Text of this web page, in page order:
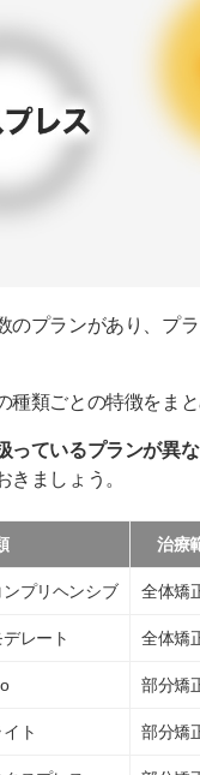
のプランがあり、プ
種類ごとの特徴をま
っているプランが異
きましょう。
治療
プリヘンシブ 全体矯
レート 全体矯
部分矯
ト 部分矯